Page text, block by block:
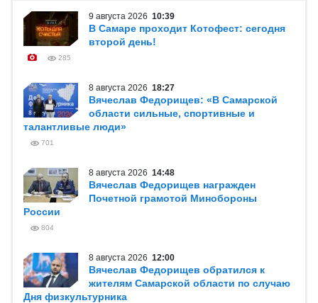
9 августа 2026 10:39
В Самаре проходит Котофест: сегодня
второй день!
285
8 августа 2026 18:27
Вячеслав Федорищев: «В Самарской
области сильные, спортивные и
талантливые люди»
701
8 августа 2026 14:48
Вячеслав Федорищев награжден
Почетной грамотой Минобороны
России
804
8 августа 2026 12:00
Вячеслав Федорищев обратился к
жителям Самарской области по случаю
Дня физкультурника